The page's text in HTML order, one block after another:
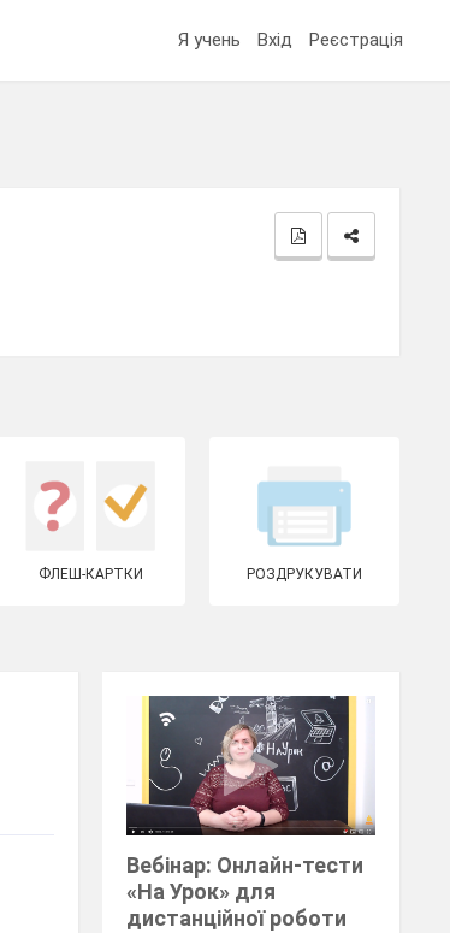
Я учень Вхід Реєстрація
ФЛЕШ-КАРТКИ РОЗДРУКУВАТИ
Вебінар: Онлайн-тести
«На Урок» для
дистанційної роботи